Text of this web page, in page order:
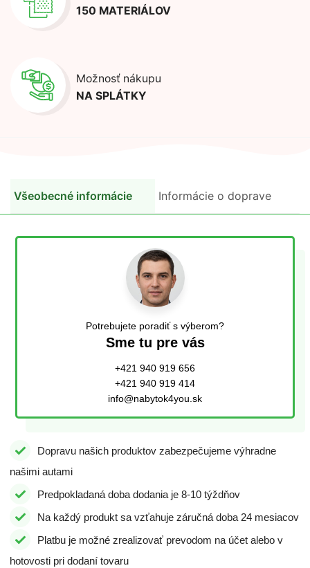
150 MATERIÁLOV
Možnosť nákupu
NA SPLÁTKY
Všeobecné informácie Informácie o doprave
Potrebujete poradiť s výberom?
Sme tu pre vás
+421 940 919 656
+421 940 919 414
info@nabytok4you.sk
Dopravu našich produktov zabezpečujeme výhradne
našimi autami
Predpokladaná doba dodania je 8-10 týždňov
Na každý produkt sa vzťahuje záručná doba 24 mesiacov
Platbu je možné zrealizovať prevodom na účet alebo v
hotovosti pri dodaní tovaru